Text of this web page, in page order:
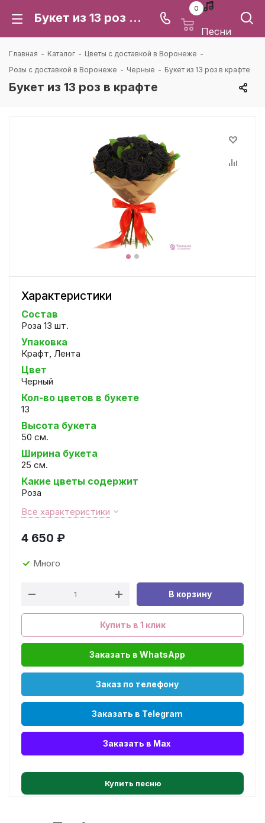
Букет из 13 роз в крафте: цена и доставка в Воронеже | Каталея
0
Песни
Главная - Каталог - Цветы с доставкой в Воронеже -
Розы с доставкой в Воронеже - Черные - Букет из 13 роз в крафте
Букет из 13 роз в крафте
Характеристики
Состав
Роза 13 шт.
Упаковка
Крафт, Лента
Цвет
Черный
Кол-во цветов в букете
13
Высота букета
50 см.
Ширина букета
25 см.
Какие цветы содержит
Роза
Все характеристики
4 650 ₽
Много
В корзину
Купить в 1 клик
Заказать в WhatsApp
Заказ по телефону
Заказать в Telegram
Заказать в Max
Купить песню